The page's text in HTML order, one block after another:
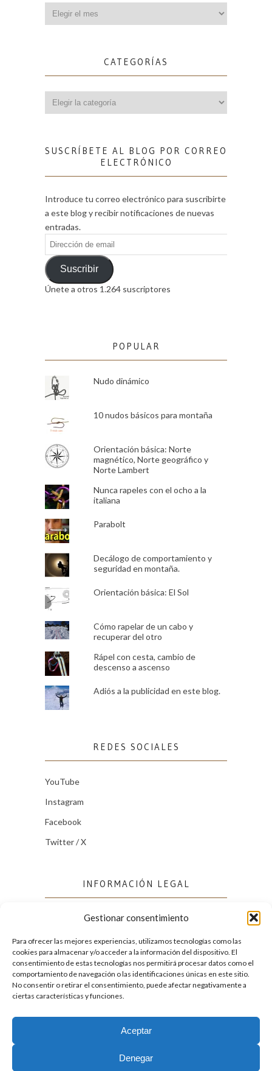
Gestionar consentimiento
Para ofrecer las mejores experiencias, utilizamos tecnologías como las
cookies para almacenar y/o acceder a la información del dispositivo. El
consentimiento de estas tecnologías nos permitirá procesar datos como el
comportamiento de navegación o las identificaciones únicas en este sitio.
No consentir o retirar el consentimiento, puede afectar negativamente a
ciertas características y funciones.
Aceptar
Denegar
CATEGORÍAS
SUSCRÍBETE AL BLOG POR CORREO
ELECTRÓNICO
Introduce tu correo electrónico para suscribirte
a este blog y recibir notificaciones de nuevas
entradas.
Dirección
de
emailSuscribir
Únete a otros 1.264 suscriptores
POPULAR
Nudo dinámico
10 nudos básicos para montaña
Orientación básica: Norte
magnético, Norte geográfico y
Norte Lambert
Nunca rapeles con el ocho a la
italiana
Parabolt
Decálogo de comportamiento y
seguridad en montaña.
Orientación básica: El Sol
Cómo rapelar de un cabo y
recuperar del otro
Rápel con cesta, cambio de
descenso a ascenso
Adiós a la publicidad en este blog.
REDES SOCIALES
YouTube
Instagram
Facebook
Twitter / X
INFORMACIÓN LEGAL
Política de cookies (UE)
Política de privacidad
FACEBOOK